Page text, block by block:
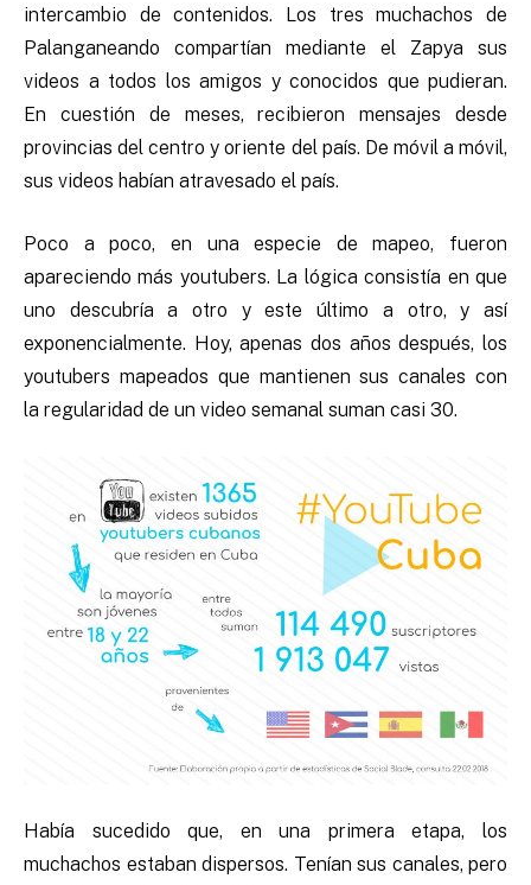
intercambio de contenidos. Los tres muchachos de
Palanganeando compartían mediante el Zapya sus
videos a todos los amigos y conocidos que pudieran.
En cuestión de meses, recibieron mensajes desde
provincias del centro y oriente del país. De móvil a móvil,
sus videos habían atravesado el país.
Poco a poco, en una especie de mapeo, fueron
apareciendo más youtubers. La lógica consistía en que
uno descubría a otro y este último a otro, y así
exponencialmente. Hoy, apenas dos años después, los
youtubers mapeados que mantienen sus canales con
la regularidad de un video semanal suman casi 30.
Había sucedido que, en una primera etapa, los
muchachos estaban dispersos. Tenían sus canales, pero